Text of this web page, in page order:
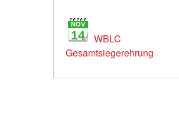
NOV
14
WBLC
Gesamtsiegerehrung